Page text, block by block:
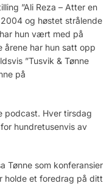
”Ali Reza – Atter en
og høstet strålende
hun vært med på
årene har hun satt opp
”Tusvik & Tønne
på
podcast. Hver tirsdag
hundretusenvis av
Tønne som konferansier
holde et foredrag på ditt